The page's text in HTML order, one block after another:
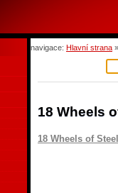
navigace: Hlavní strana »
18 Wheels
18 Wheels of